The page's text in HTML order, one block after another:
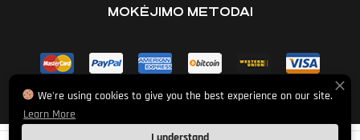
MOKĖJIMO METODAI
We're using cookies to give you the best experience on our site.
Learn More